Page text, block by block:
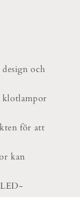
och
klotlampor
för att
kan